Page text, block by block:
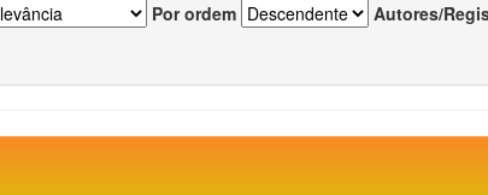
Por ordem Autores/